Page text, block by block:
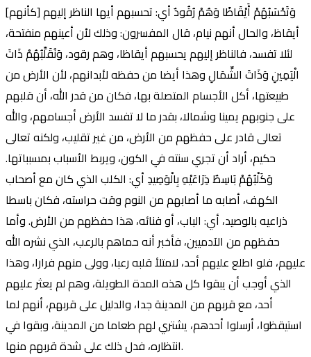
وَتَحْسَبُهُمْ أَيْقَاظًا وَهُمْ رُقُودٌ أي: تحسبهم أيها الناظر إليهم [كأنهم]
أيقاظ، والحال أنهم نيام، قال المفسرون: وذلك لأن أعينهم منفتحة،
لئلا تفسد، فالناظر إليهم يحسبهم أيقاظا، وهم رقود، وَنُقَلِّبُهُمْ ذَاتَ
الْيَمِينِ وَذَاتَ الشِّمَالِ وهذا أيضا من حفظه لأبدانهم، لأن الأرض من
طبيعتها، أكل الأجسام المتصلة بها، فكان من قدر الله، أن قلبهم
على جنوبهم يمينا وشمالا، بقدر ما لا تفسد الأرض أجسامهم، والله
تعالى قادر على حفظهم من الأرض، من غير تقليب، ولكنه تعالى
حكيم، أراد أن تجري سنته في الكون، ويربط الأسباب بمسبباتها.
وَكَلْبُهُمْ بَاسِطٌ ذِرَاعَيْهِ بِالْوَصِيدِ أي: الكلب الذي كان مع أصحاب
الكهف، أصابه ما أصابهم من النوم وقت حراسته، فكان باسطا
ذراعيه بالوصيد، أي: الباب، أو فنائه، هذا حفظهم من الأرض. وأما
حفظهم من الآدميين، فأخبر أنه حماهم بالرعب، الذي نشره الله
عليهم، فلو اطلع عليهم أحد، لامتلأ قلبه رعبا، وولى منهم فرارا، وهذا
الذي أوجب أن يبقوا كل هذه المدة الطويلة، وهم لم يعثر عليهم
أحد، مع قربهم من المدينة جدا، والدليل على قربهم، أنهم لما
استيقظوا، أرسلوا أحدهم، يشتري لهم طعاما من المدينة، وبقوا في
انتظاره، فدل ذلك على شدة قربهم منها.